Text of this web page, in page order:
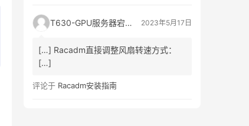
T630-GPU服务器宕机、自动重启日志记录_3A网络资讯门户 2023年5月17日
[…] Racadm直接调整风扇转速方式：
[…]
评论于 Racadm安装指南